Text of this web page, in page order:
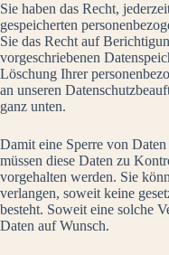
Sie haben das Recht,
gespeicherten
Sie das Recht auf
vorgeschriebenen
Löschung Ihrer
an unseren
ganz unten.
Damit eine Sperre von
müssen diese Daten zu
vorgehalten werden. Sie
verlangen, soweit keine
besteht. Soweit eine solche
Daten auf Wunsch.